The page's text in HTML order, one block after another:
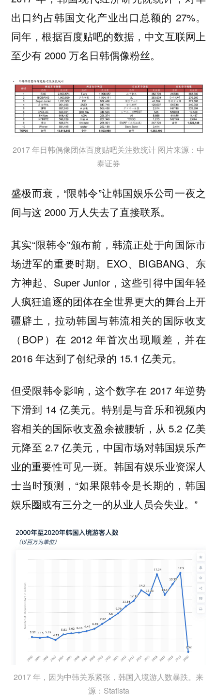
出口约占韩国文化产业出口总额的 27%。
同年，根据百度贴吧的数据，中文互联网上
至少有 2000 万名日韩偶像粉丝。
2017 年日韩偶像团体百度贴吧关注数统计 图片来源：中
泰证券
盛极而衰，“限韩令”让韩国娱乐公司一夜之
间与这 2000 万人失去了直接联系。
其实“限韩令”颁布前，韩流正处于向国际市
场进军的重要时期。EXO、BIGBANG、东
方神起、Super Junior，这些引得中国年轻
人疯狂追逐的团体在全世界更大的舞台上开
疆辟土，拉动韩国与韩流相关的国际收支
（BOP）在 2012 年首次出现顺差，并在
2016 年达到了创纪录的 15.1 亿美元。
但受限韩令影响，这个数字在 2017 年逆势
下滑到 14 亿美元。特别是与音乐和视频内
容相关的国际收支盈余被腰斩，从 5.2 亿美
元降至 2.7 亿美元，中国市场对韩国娱乐产
业的重要性可见一斑。韩国有娱乐业资深人
士当时预测，“如果限韩令是长期的，韩国
娱乐圈或有三分之一的从业人员会失业。”
2017 年，因为中韩关系紧张，韩国入境游人数暴跌。来
源：Statista